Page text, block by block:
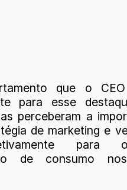
que o
para esse
perceberam a
de marketing e
para
de consumo